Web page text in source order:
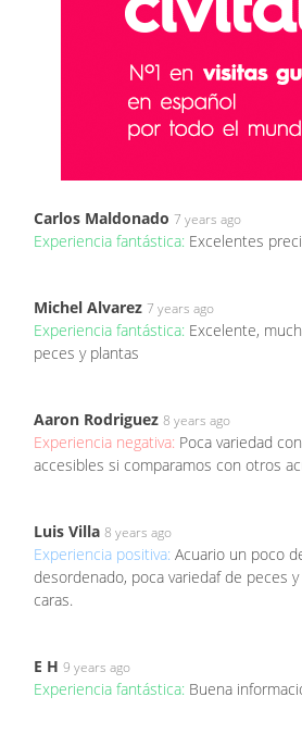
Carlos Maldonado 7 years ago
Experiencia fantástica: Excelentes
Michel Alvarez 7 years ago
Experiencia fantástica: Excelente,
peces y plantas
Aaron Rodriguez 8 years ago
Experiencia negativa: Poca variedad
accesibles si comparamos con otros
Luis Villa 8 years ago
Experiencia positiva: Acuario un poco
desordenado, poca variedaf de peces
caras.
E H 9 years ago
Experiencia fantástica: Buena